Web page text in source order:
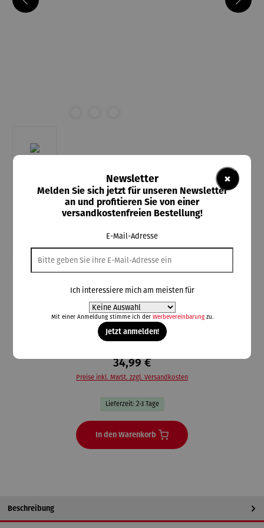
Activity - Original
34,99 €
Preise inkl. MwSt. zzgl. Versandkosten
Lieferzeit: 2-3 Tage
In den Warenkorb
Beschreibung
×
Newsletter
Melden Sie sich jetzt für unseren Newsletter
an und profitieren Sie von einer
versandkostenfreien Bestellung!
E-Mail-Adresse
Ich interessiere mich am meisten für
Mit einer Anmeldung stimme ich der Werbevereinbarungzu.
Jetzt anmelden!